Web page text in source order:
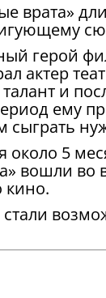
врата»
герой
актер
и
ему
сыграть
около 5
вошли во
кино.